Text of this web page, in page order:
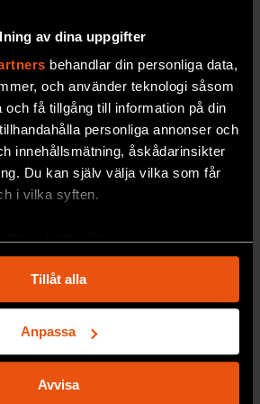
av dina uppgifter
behandlar din personliga data,
och använder teknologi såsom
få tillgång till information på din
personliga annonser och
innehållsmätning, åskådarinsikter
Du kan själv välja vilka som får
i vilka syften.
på upp till flera meter
enhet genom att aktivt skanna den
(fingeravtryck)
dina personliga uppgifter
Tillåt alla
Anpassa
Avvisa
påflera fronter ger resultat.
MEDICIN & HÄLSA